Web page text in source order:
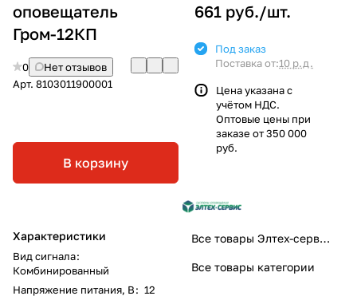
оповещатель
Гром-12КП
0
Нет отзывов
Арт. 8103011900001
В корзину
Характеристики
Вид сигнала:
Комбинированный
Напряжение питания, В: 12
661 руб./шт.
Под заказ
Поставка от:10 р.д.
Цена указана с
учётом НДС.
Оптовые цены при
заказе от 350 000
руб.
Все товары Элтех-сервис
Все товары категории